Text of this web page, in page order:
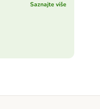
Saznajte više